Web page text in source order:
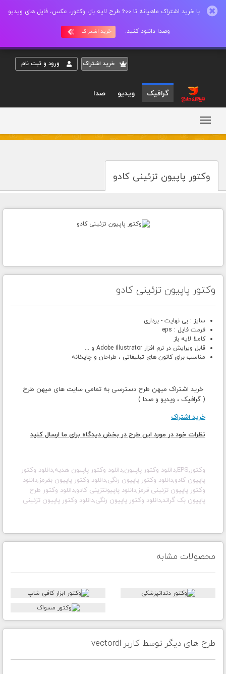
با خرید اشتراک ماهیانه تا 600 طرح لایه باز، وکتور، عکس، فایل های ویدیو
وصدا دانلود کنید. خرید اشتراک
خريد اشتراک ورود و ثبت نام
گرافیک ویدیو صدا
وکتور پاپیون تزئینی کادو
وکتور پاپیون تزئینی کادو
سایز : بی نهایت - برداری
فرمت فایل : eps
کاملا لایه باز
قابل ویرایش در نرم افزار Adobe illustrator و ...
مناسب برای کانون های تبلیغاتی ، طراحان و چاپخانه
خرید اشتراک میهن طرح دسترسی به تمامی سایت های میهن طرح
( گرافیک ، ویدیو و صدا )
خرید اشتراک
نظرات خود در مورد این طرح در بخش دیدگاه برای ما ارسال کنید
وکتور,EPS,دانلود وکتور پاپیون,دانلود وکتور پاپیون هدیه,دانلود وکتور
پاپیون کادو,دانلود وکتور پاپیون رنگی,دانلود وکتور پاپیون بقرمز,دانلود
وکتور پاپیون تزئینی قرمز,دانلود پاپیونتزینی کادو,دانلود وکتور طرح
پاپیون بک گراند,دانلود وکتور پاپیون رنگی,دانلود وکتور پاپیون تزئینی
محصولات مشابه
طرح های دیگر توسط کاربر vectordl